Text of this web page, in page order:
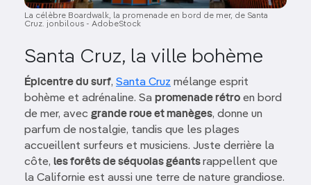
La célèbre Boardwalk, la promenade en bord de mer, de Santa
Cruz. jonbilous - AdobeStock
Santa Cruz, la ville bohème
Épicentre du surf, Santa Cruz mélange esprit
bohème et adrénaline. Sa promenade rétro en bord
de mer, avec grande roue et manèges, donne un
parfum de nostalgie, tandis que les plages
accueillent surfeurs et musiciens. Juste derrière la
côte, les forêts de séquoias géantsrappellent que
la Californie est aussi une terre de nature grandiose.